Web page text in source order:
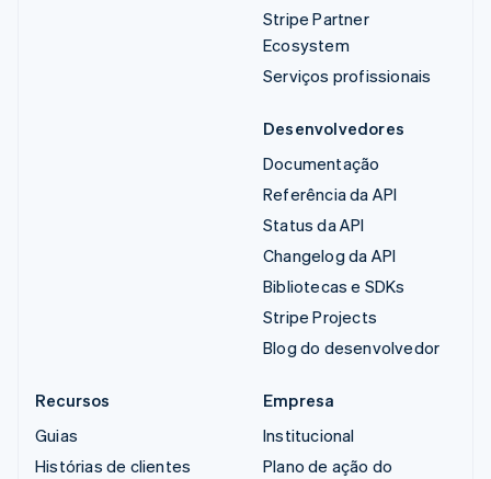
Stripe Partner
Ecosystem
Serviços profissionais
Desenvolvedores
Documentação
Referência da API
Status da API
Changelog da API
Bibliotecas e SDKs
Stripe Projects
Blog do desenvolvedor
Recursos
Guias
Histórias de clientes
Empresa
Institucional
Plano de ação do